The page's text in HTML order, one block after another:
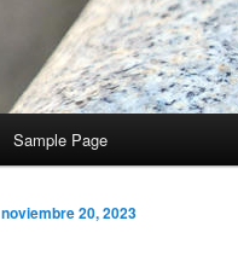
Sample Page
noviembre 20, 2023